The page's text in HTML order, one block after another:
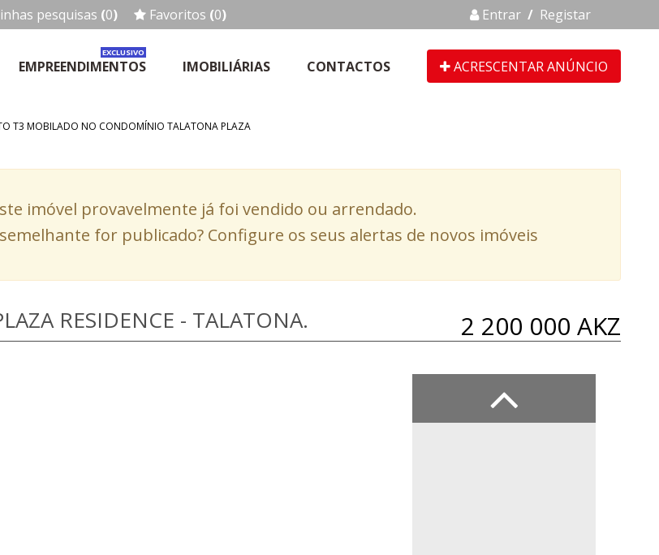
pesquisas (0) Favoritos (0) Entrar / Registar
EMPREENDIMENTOS
EXCLUSIVO
IMOBILIÁRIAS CONTACTOS ACRESCENTAR ANÚNCIO
T3 MOBILADO NO CONDOMÍNIO TALATONA PLAZA
imóvel provavelmente já foi vendido ou arrendado.
for publicado? Configure os seus alertas de novos imóveis
2 200 000 AKZ
RESIDENCE - TALATONA.